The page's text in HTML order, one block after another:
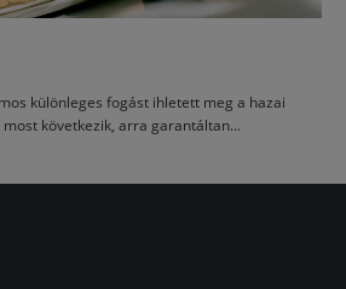
különleges fogást ihletett meg a hazai
következik, arra garantáltan...